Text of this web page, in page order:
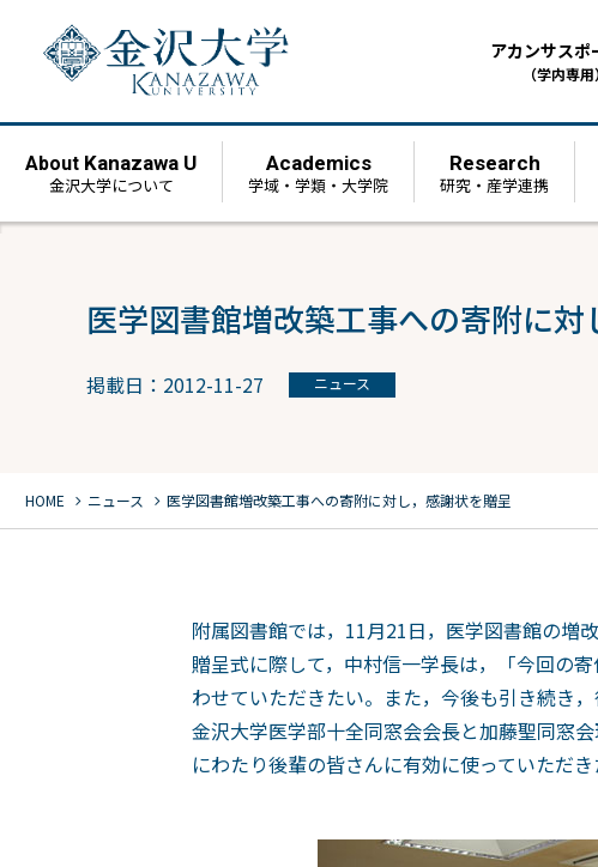
アカンサスポ
（学内専用）
About Kanazawa U
金沢大学について
Academics
学域・学類・大学院
Research
研究・産学連携
医学図書館増改築工事への寄附に対
掲載日：2012-11-27 ニュース
HOME chevron_right ニュース chevron_right 医学図書館増改築工事への寄附に対し，感謝状を贈呈
附属図書館では，11月21日，医学図書館の増
贈呈式に際して，中村信一学長は，「今回の
わせていただきたい。また，今後も引き続き
金沢大学医学部十全同窓会会長と加藤聖同窓
にわたり後輩の皆さんに有効に使っていただ